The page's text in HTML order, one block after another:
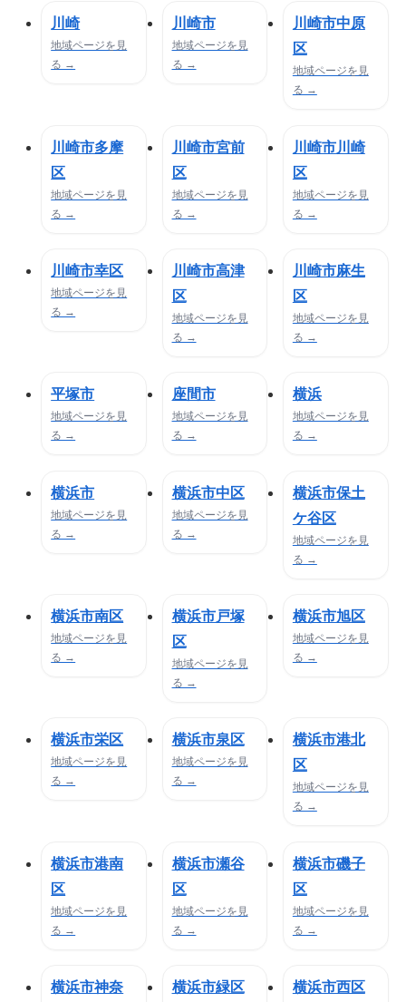
川崎
地域ページを見
る →
川崎市
地域ページを見
る →
川崎市中原
区
地域ページを見
る →
川崎市多摩
区
地域ページを見
る →
川崎市宮前
区
地域ページを見
る →
川崎市川崎
区
地域ページを見
る →
川崎市幸区
地域ページを見
る →
川崎市高津
区
地域ページを見
る →
川崎市麻生
区
地域ページを見
る →
平塚市
地域ページを見
る →
座間市
地域ページを見
る →
横浜
地域ページを見
る →
横浜市
地域ページを見
る →
横浜市中区
地域ページを見
る →
横浜市保土
ケ谷区
地域ページを見
る →
横浜市南区
地域ページを見
る →
横浜市戸塚
区
地域ページを見
る →
横浜市旭区
地域ページを見
る →
横浜市栄区
地域ページを見
る →
横浜市泉区
地域ページを見
る →
横浜市港北
区
地域ページを見
る →
横浜市港南
区
地域ページを見
る →
横浜市瀬谷
区
地域ページを見
る →
横浜市磯子
区
地域ページを見
る →
横浜市神奈
横浜市緑区 横浜市西区